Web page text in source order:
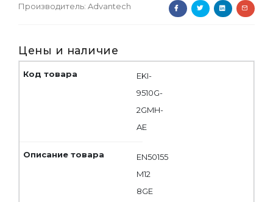
Производитель: Advantech
Цены и наличие
EKI-
9510G-
2GMH-
AE
EN50155
M12
8GE